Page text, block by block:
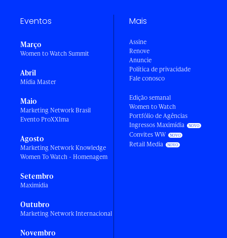
Eventos
Março
Women to Watch Summit
Abril
Mídia Master
Maio
Marketing Network Brasil
Evento ProXXIma
Agosto
Marketing Network Knowledge
Women To Watch - Homenagem
Setembro
Maximídia
Outubro
Marketing Network Internacional
Novembro
Mais
Assine
Renove
Anuncie
Política de privacidade
Fale conosco
Edição semanal
Women to Watch
Portfólio de Agências
Ingressos Maximídia
Convites WW
Retail Media